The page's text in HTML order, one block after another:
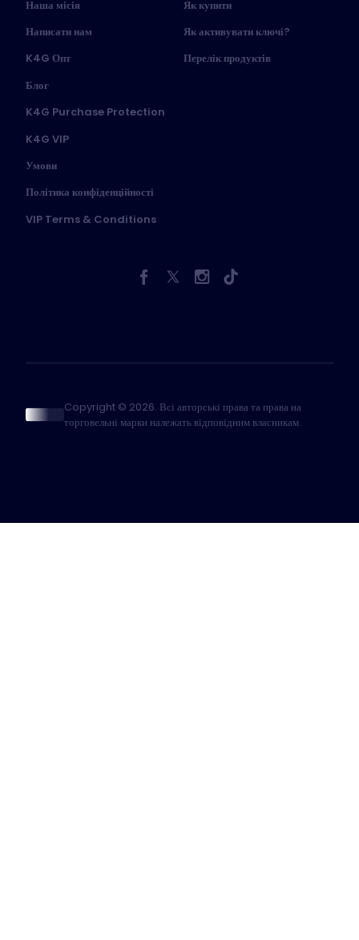
Наша місія
Написати нам
K4G Опт
Блог
K4G Purchase Protection
K4G VIP
Умови
Політика конфіденційності
VIP Terms & Conditions
Як купити
Як активувати ключі?
Перелік продуктів
Copyright © 2026. Всі авторські права та права на
торговельні марки належать відповідним власникам.